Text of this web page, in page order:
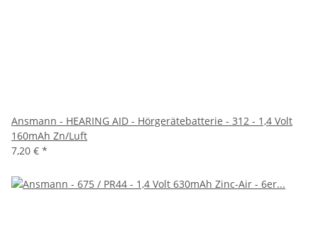
Ansmann - HEARING AID - Hörgerätebatterie - 312 - 1,4 Volt
160mAh Zn/Luft
7,20 € *